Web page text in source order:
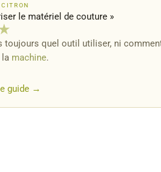
le matériel de couture »
toujours quel outil utiliser, ni
la machine.
guide →